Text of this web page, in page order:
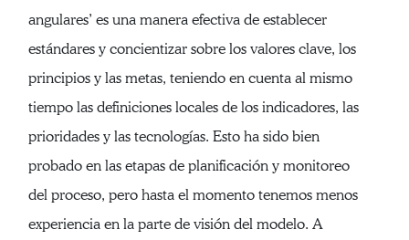
angulares’ es una manera efectiva de establecer
estándares y concientizar sobre los valores clave, los
principios y las metas, teniendo en cuenta al mismo
tiempo las definiciones locales de los indicadores, las
prioridades y las tecnologías. Esto ha sido bien
probado en las etapas de planificación y monitoreo
del proceso, pero hasta el momento tenemos menos
experiencia en la parte de visión del modelo. A